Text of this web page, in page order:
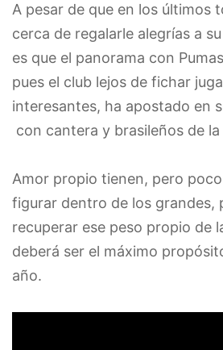
A pesar de que en los últimos
cerca de regalarle alegrías a
es que el panorama con
pues el club lejos de fichar
interesantes, ha apostado en
con cantera y brasileños de
Amor propio tienen, pero
figurar dentro de los grandes,
recuperar ese peso propio de
deberá ser el máximo
año.